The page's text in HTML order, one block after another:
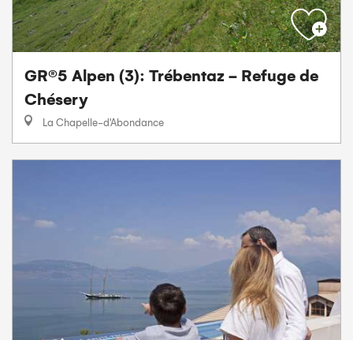
GR®5 Alpen (3): Trébentaz - Refuge de
Chésery
La Chapelle-d'Abondance